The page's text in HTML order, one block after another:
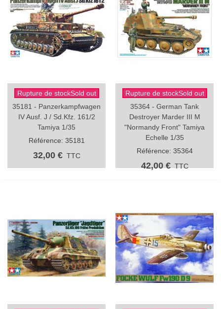
Rupture de stockSold out
35181 - Panzerkampfwagen
IV Ausf. J / Sd.Kfz. 161/2
Tamiya 1/35
Référence: 35181
32,00 € TTC
Rupture de stockSold out
35364 - German Tank
Destroyer Marder III M
"Normandy Front" Tamiya
Echelle 1/35
Référence: 35364
42,00 € TTC